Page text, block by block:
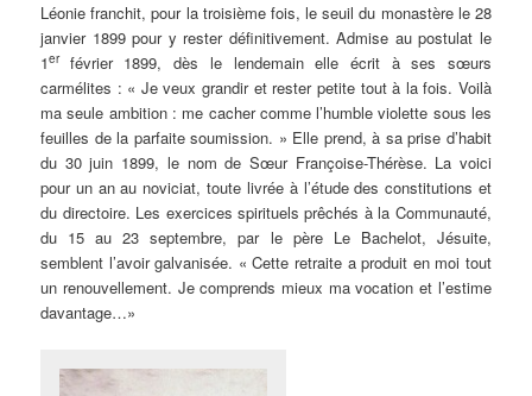
Léonie franchit, pour la troisième fois, le seuil du monastère le 28
janvier 1899 pour y rester définitivement. Admise au postulat le
1er février 1899, dès le lendemain elle écrit à ses sœurs
carmélites : « Je veux grandir et rester petite tout à la fois. Voilà
ma seule ambition : me cacher comme l’humble violette sous les
feuilles de la parfaite soumission. » Elle prend, à sa prise d’habit
du 30 juin 1899, le nom de Sœur Françoise-Thérèse. La voici
pour un an au noviciat, toute livrée à l’étude des constitutions et
du directoire. Les exercices spirituels prêchés à la Communauté,
du 15 au 23 septembre, par le père Le Bachelot, Jésuite,
semblent l’avoir galvanisée. « Cette retraite a produit en moi tout
un renouvellement. Je comprends mieux ma vocation et l’estime
davantage…»